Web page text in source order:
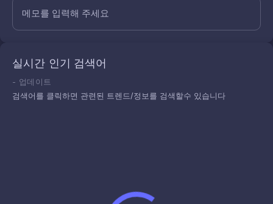
메모를 입력해 주세요
실시간 인기 검색어
- 업데이트
검색어를 클릭하면 관련된 트렌드/정보를 검색할수 있습니다